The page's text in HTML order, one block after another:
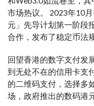
市场热议。 2023年10
元」先导计划第一阶段
合作，发布了稳定币法
回望香港的数字支付发
到无处不在的信用卡支
的二维码支付，选择多
场，政府推出的数码港